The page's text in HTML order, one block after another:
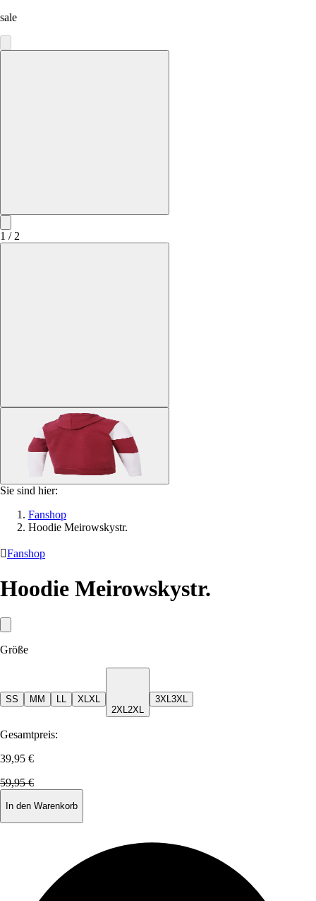
sale
1 / 2
Sie sind hier:
Fanshop
Hoodie Meirowskystr.
Fanshop
Hoodie Meirowskystr.
Größe
SS M M XL XL
2XL 2XL
3XL 3XL
Gesamtpreis:
39,95 €
59,95 €
In den Warenkorb